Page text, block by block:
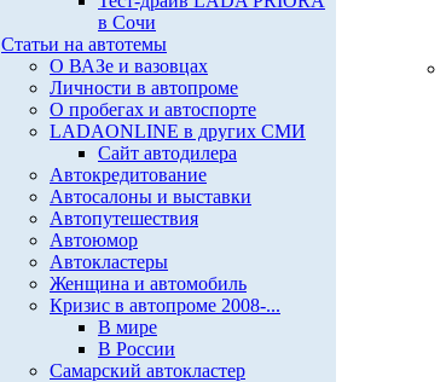
в Сочи
Статьи на автотемы
О ВАЗе и вазовцах
Личности в автопроме
О пробегах и автоспорте
LADAONLINE в других СМИ
Сайт автодилера
Автокредитование
Автосалоны и выставки
Автопутешествия
Автоюмор
Автокластеры
Женщина и автомобиль
Кризис в автопроме 2008-...
В мире
В России
Самарский автокластер